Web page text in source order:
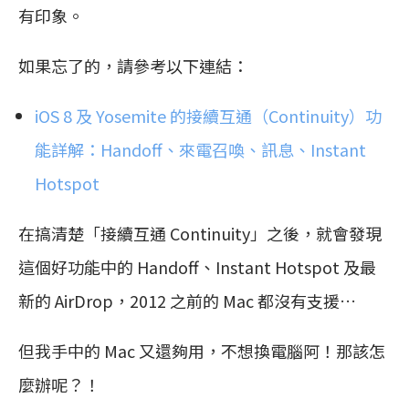
有印象。
如果忘了的，請參考以下連結：
iOS 8 及 Yosemite 的接續互通（Continuity）功
能詳解：Handoff、來電召喚、訊息、Instant
Hotspot
在搞清楚「接續互通 Continuity」之後，就會發現
這個好功能中的 Handoff、Instant Hotspot 及最
新的 AirDrop，2012 之前的 Mac 都沒有支援…
但我手中的 Mac 又還夠用，不想換電腦阿！那該怎
麼辦呢？！